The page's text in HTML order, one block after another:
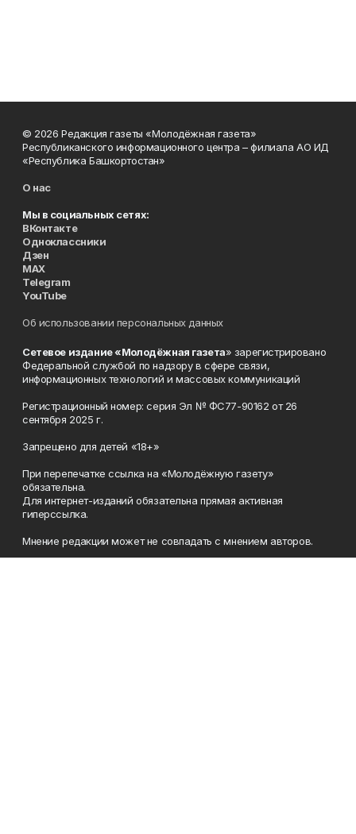
© 2026 Редакция газеты «Молодёжная газета»
Республиканского информационного центра – филиала АО ИД
«Республика Башкортостан»
О нас
Мы в социальных сетях:
ВКонтакте
Одноклассники
Дзен
MAX
Telegram
YouTube
Об использовании персональных данных
Сетевое издание «Молодёжная газета» зарегистрировано
Федеральной службой по надзору в сфере связи,
информационных технологий и массовых коммуникаций
Регистрационный номер: серия Эл № ФС77-90162 от 26
сентября 2025 г.
Запрещено для детей «18+»
При перепечатке ссылка на «Молодёжную газету»
обязательна.
Для интернет-изданий обязательна прямая активная
гиперссылка.
Мнение редакции может не совпадать с мнением авторов.